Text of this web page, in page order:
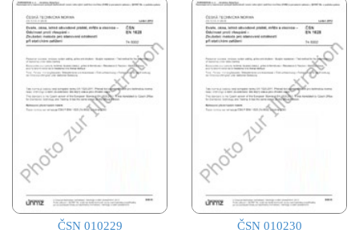
ČSN 010229
ČSN 010230